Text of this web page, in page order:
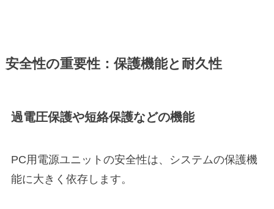
安全性の重要性：保護機能と耐久性
過電圧保護や短絡保護などの機能
PC用電源ユニットの安全性は、システムの保護機
能に大きく依存します。